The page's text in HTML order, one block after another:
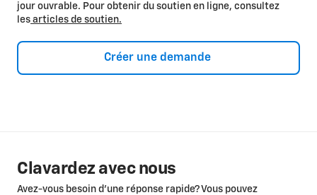
jour ouvrable. Pour obtenir du soutien en ligne, consultez
les articles de soutien.
Créer une demande
Clavardez avec nous
Avez-vous besoin d’une réponse rapide? Vous pouvez